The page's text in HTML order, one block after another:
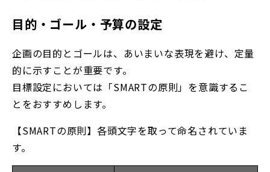
目的・ゴール・予算の設定
企画の目的とゴールは、あいまいな表現を避け、定量
的に示すことが重要です。
目標設定においては「SMARTの原則」を意識するこ
とをおすすめします。
【SMARTの原則】各頭文字を取って命名されていま
す。